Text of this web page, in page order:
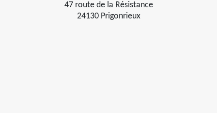
47 route de la Résistance
24130 Prigonrieux